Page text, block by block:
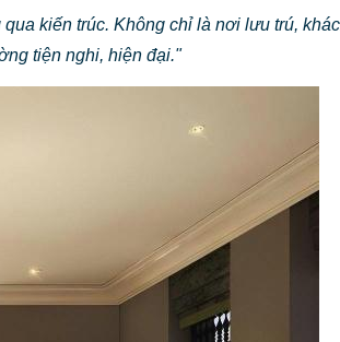
kiến trúc. Không chỉ là nơi lưu trú,
tiện nghi, hiện đại."